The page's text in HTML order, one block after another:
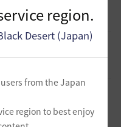
region.
Desert (Japan)
from the Japan
region to best enjoy
んか？
前
ルドメンバー募集中！ 初心
奨・ソロ向けギルド「スト
ルドボス有・初心者復帰者